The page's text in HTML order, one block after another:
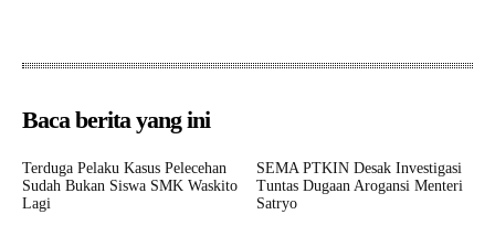
Baca berita yang ini
Terduga Pelaku Kasus Pelecehan
Sudah Bukan Siswa SMK Waskito
Lagi
SEMA PTKIN Desak Investigasi
Tuntas Dugaan Arogansi Menteri
Satryo